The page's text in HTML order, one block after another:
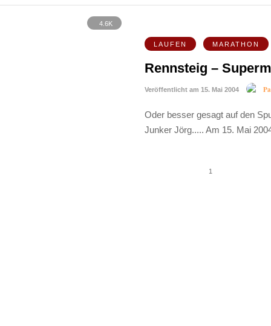
4.6K
LAUFEN MARATHON
Rennsteig –
Veröffentlicht am 15. Mai 2004
Oder besser gesagt auf den
Junker Jörg..... Am 15. Mai
1